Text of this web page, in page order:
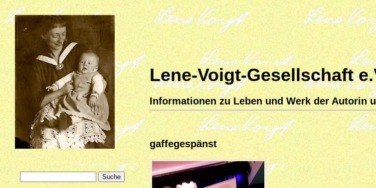
Lene-Voigt-Gesellschaft
Informationen zu Leben und Werk der Autorin
gaffegespänst